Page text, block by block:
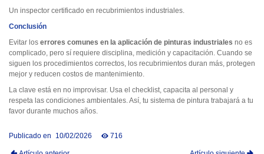
Un inspector certificado en recubrimientos industriales.
Conclusión
Evitar los errores comunes en la aplicación de pinturas industriales no es
complicado, pero sí requiere disciplina, medición y capacitación. Cuando se
siguen los procedimientos correctos, los recubrimientos duran más, protegen
mejor y reducen costos de mantenimiento.
La clave está en no improvisar. Usa el checklist, capacita al personal y
respeta las condiciones ambientales. Así, tu sistema de pintura trabajará a tu
favor durante muchos años.
Publicado en 10/02/2026 716